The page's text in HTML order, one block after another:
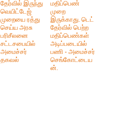
தேர்வில் இருந்து
வெயிட்டேஜ்
முறையை ரத்து
செய்ய அரசு
பரிசீலனை
சட்டசபையில்
அமைச்சர்
தகவல்
மதிப்பெண்
முறை
இருக்காது. டெட்
தேர்வில் பெற்ற
மதிப்பெண்கள்
அடிப்படையில்
பணி - அமைச்சர்
செங்கோட்டைய
ன்.